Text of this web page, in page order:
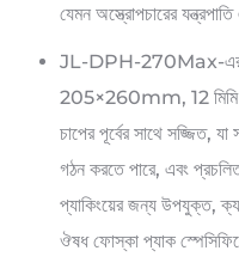
যেমন অস্ত্রোপচারের
JL-DPH-270Max-এর
205×260mm, 12 মিমি
চাপের পূর্বের সাথে সজ্জিত,
গঠন করতে পারে, এবং
প্যাকিংয়ের জন্য উপযুক্ত,
ঔষধ ফোস্কা প্যাক